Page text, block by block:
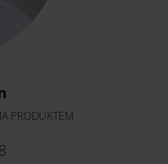
PRODUKTEM